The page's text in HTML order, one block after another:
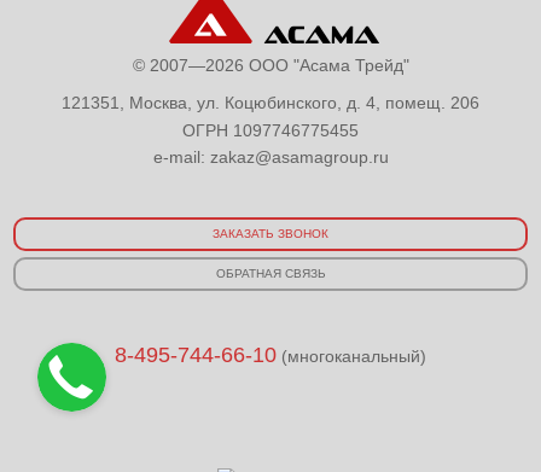
© 2007—2026 ООО "Асама Трейд"
121351, Москва, ул. Коцюбинского, д. 4, помещ. 206
ОГРН 1097746775455
e-mail: zakaz@asamagroup.ru
ЗАКАЗАТЬ ЗВОНОК
ОБРАТНАЯ СВЯЗЬ
8-495-744-66-10 (многоканальный)